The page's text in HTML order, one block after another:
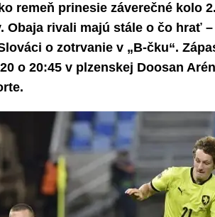
remeň prinesie záverečné kolo
Obaja rivali majú stále o čo hrať
o zotrvanie v „B-čku“.
o 20:45 v plzenskej Doosan